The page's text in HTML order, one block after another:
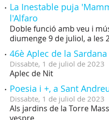
La Inestable puja
l'Alfaro
Doble funció amb veu i
diumenge 9 de juliol, a les
46è Aplec de la Sardana
Dissabte, 1 de juliol de 2023
Aplec de Nit
Poesia i +, a Sant
Dissabte, 1 de juliol de 2023
Als jardins de la Torre
vespre